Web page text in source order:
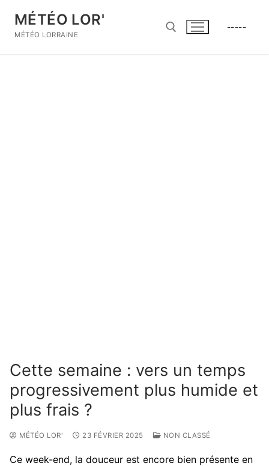
contenu
MÉTÉO LOR'
MÉTÉO LORRAINE
-----
Cette semaine : vers un temps
progressivement plus humide et
plus frais ?
MÉTÉO LOR' 23 FÉVRIER 2025 NON CLASSÉ
Ce week-end, la douceur est encore bien présente en